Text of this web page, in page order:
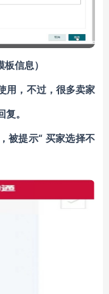
信息）
用，不过，很多卖家
。
被提示“ 买家选择不